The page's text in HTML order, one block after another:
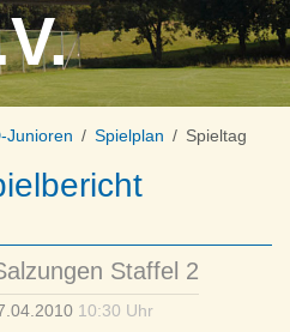
Junioren Spielplan Spieltag
Staffel 2
10:30 Uhr